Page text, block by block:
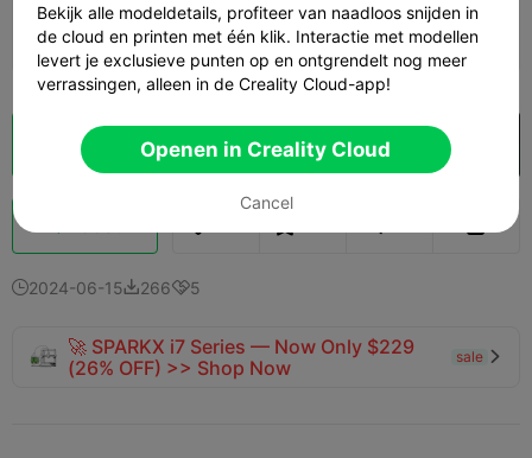
 06h 06m  1 plates  76.10g
Cloud slice Openen in Creality Cloud
2024-06-152665
🚀 SPARKX i7 Series — Now Only $229
(26% OFF) >> Shop Now
sale 
Bekijk alle modeldetails, profiteer van naadloos snijden in
de cloud en printen met één klik. Interactie met modellen
levert je exclusieve punten op en ontgrendelt nog meer
verrassingen, alleen in de Creality Cloud-app!
Openen in Creality Cloud
Cancel